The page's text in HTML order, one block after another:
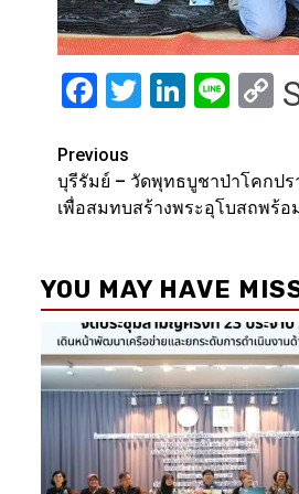
Facebook
TwitterLine
Post
navigation
Previous
บุรีรัมย์ – วัดพุทธบูชาป่าโคกป
เพื่อสมทบสร้างพระอุโบสถพร้อ
YOU MAY HAVE